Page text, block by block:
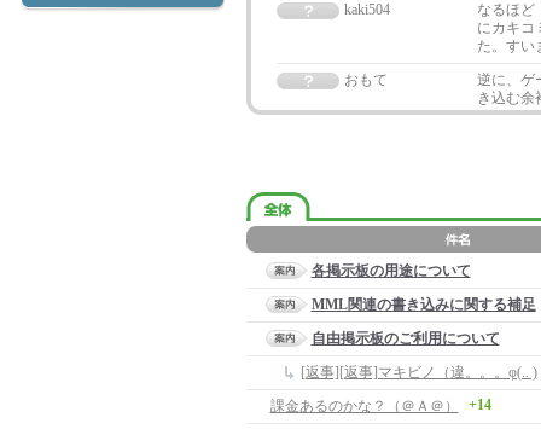
kaki504
なるほ
にカキコ
た。すい
おもて
逆に、ゲ
き込む
各掲示板の用途について
MML関連の書き込みに関する補足
自由掲示板のご利用について
[返事][返事]マキビノ（違。。。φ(.. )
課金あるのかな？（＠Ａ＠）
+14